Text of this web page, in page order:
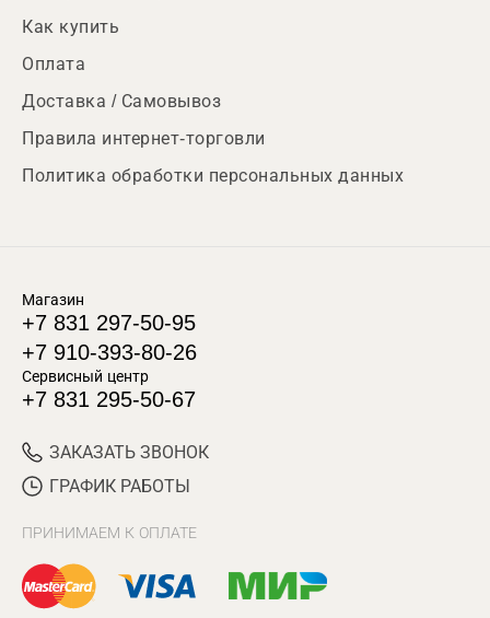
Как купить
Оплата
Доставка / Самовывоз
Правила интернет-торговли
Политика обработки персональных данных
Магазин
+7 831 297-50-95
+7 910-393-80-26
Сервисный центр
+7 831 295-50-67
ЗАКАЗАТЬ ЗВОНОК
ГРАФИК РАБОТЫ
ПРИНИМАЕМ К ОПЛАТЕ